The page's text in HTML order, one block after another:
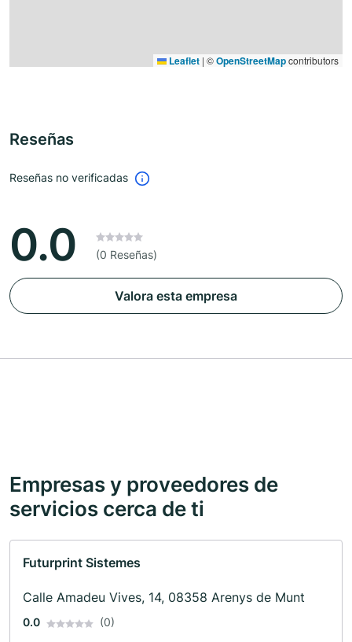
Leaflet | ©OpenStreetMapcontributors
Reseñas
Reseñas no verificadas
0.0 (0 Reseñas)
Valora esta empresa
Empresas y proveedores de
servicios cerca de ti
Futurprint Sistemes
Calle Amadeu Vives, 14, 08358 Arenys de Munt
0.0 (0)